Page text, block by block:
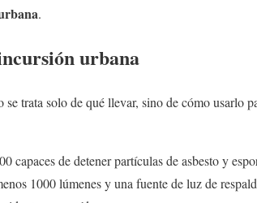
.
urbana
trata solo de qué llevar, sino de cómo usarlo
capaces de detener partículas de asbesto y
1000 lúmenes y una fuente de luz de